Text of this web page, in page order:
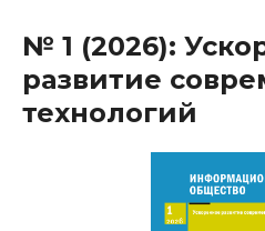
№ 1 (2026):
развитие
технологий